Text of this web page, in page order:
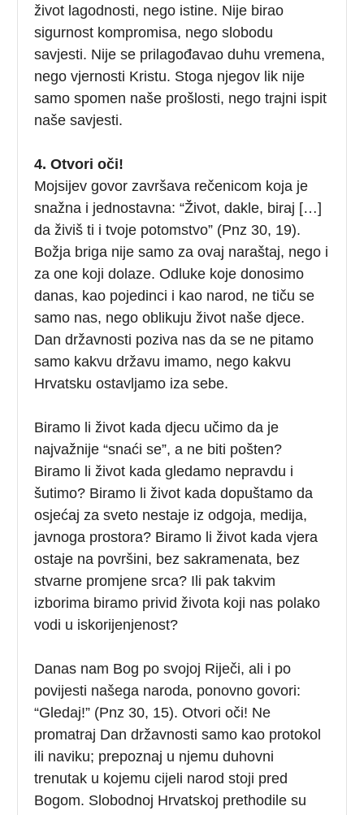
život lagodnosti, nego istine. Nije birao
sigurnost kompromisa, nego slobodu
savjesti. Nije se prilagođavao duhu vremena,
nego vjernosti Kristu. Stoga njegov lik nije
samo spomen naše prošlosti, nego trajni ispit
naše savjesti.
4. Otvori oči!
Mojsijev govor završava rečenicom koja je
snažna i jednostavna: “Život, dakle, biraj […]
da živiš ti i tvoje potomstvo” (Pnz 30, 19).
Božja briga nije samo za ovaj naraštaj, nego i
za one koji dolaze. Odluke koje donosimo
danas, kao pojedinci i kao narod, ne tiču se
samo nas, nego oblikuju život naše djece.
Dan državnosti poziva nas da se ne pitamo
samo kakvu državu imamo, nego kakvu
Hrvatsku ostavljamo iza sebe.
Biramo li život kada djecu učimo da je
najvažnije “snaći se”, a ne biti pošten?
Biramo li život kada gledamo nepravdu i
šutimo? Biramo li život kada dopuštamo da
osjećaj za sveto nestaje iz odgoja, medija,
javnoga prostora? Biramo li život kada vjera
ostaje na površini, bez sakramenata, bez
stvarne promjene srca? Ili pak takvim
izborima biramo privid života koji nas polako
vodi u iskorijenjenost?
Danas nam Bog po svojoj Riječi, ali i po
povijesti našega naroda, ponovno govori:
“Gledaj!” (Pnz 30, 15). Otvori oči! Ne
promatraj Dan državnosti samo kao protokol
ili naviku; prepoznaj u njemu duhovni
trenutak u kojemu cijeli narod stoji pred
Bogom. Slobodnoj Hrvatskoj prethodile su